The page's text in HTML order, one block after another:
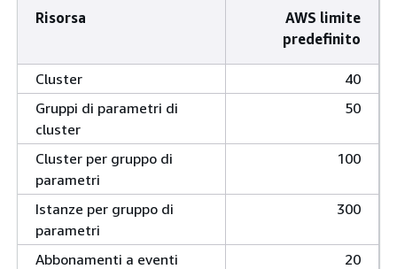
Risorsa
AWS limite
predefinito
Cluster
40
Gruppi di parametri di
cluster
50
Cluster per gruppo di
parametri
100
Istanze per gruppo di
parametri
300
Abbonamenti a eventi
20